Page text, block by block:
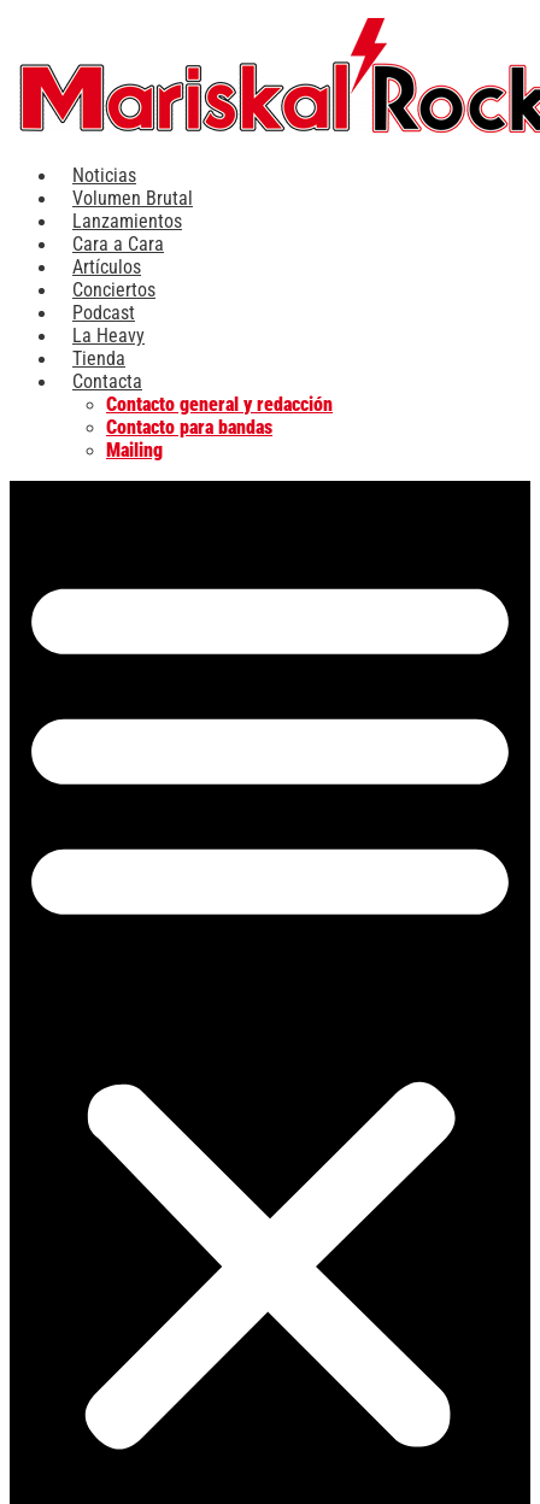
contenido
Noticias
Volumen Brutal
Lanzamientos
Cara a Cara
Artículos
Conciertos
Podcast
La Heavy
Tienda
Contacta
Contacto general y redacción
Contacto para bandas
Mailing